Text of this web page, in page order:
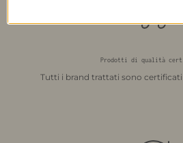
Prodotti di qualità
Tutti i brand trattati sono